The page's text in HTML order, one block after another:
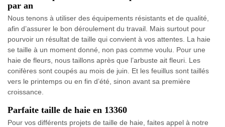
par an
Nous tenons à utiliser des équipements résistants et de qualité,
afin d’assurer le bon déroulement du travail. Mais surtout pour
pourvoir un résultat de taille qui convient à vos attentes. La haie
se taille à un moment donné, non pas comme voulu. Pour une
haie de fleurs, nous taillons après que l’arbuste ait fleuri. Les
conifères sont coupés au mois de juin. Et les feuillus sont taillés
vers le printemps ou en fin d’été, sinon avant sa première
croissance.
Parfaite taille de haie en 13360
Pour vos différents projets de taille de haie, faites appel à notre